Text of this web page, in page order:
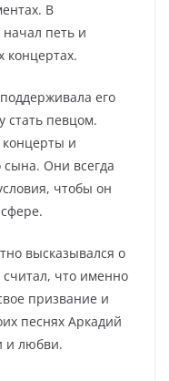
В
петь и
концертах.
его
стать певцом.
концерты и
сына. Они всегда
чтобы он
высказывался о
что именно
призвание и
песнях Аркадий
и любви.